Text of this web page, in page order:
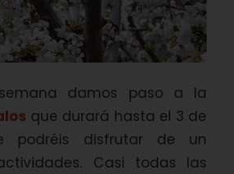
damos paso a la
que durará hasta el 3 de
podréis disfrutar de un
Casi todas las